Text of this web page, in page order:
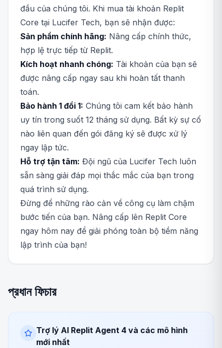
đầu của chúng tôi. Khi mua tài khoản Replit
Core tại Lucifer Tech, bạn sẽ nhận được:
Sản phẩm chính hãng: Nâng cấp chính thức,
hợp lệ trực tiếp từ Replit.
Kích hoạt nhanh chóng: Tài khoản của bạn sẽ
được nâng cấp ngay sau khi hoàn tất thanh
toán.
Bảo hành 1 đổi 1: Chúng tôi cam kết bảo hành
uy tín trong suốt 12 tháng sử dụng. Bất kỳ sự cố
nào liên quan đến gói đăng ký sẽ được xử lý
ngay lập tức.
Hỗ trợ tận tâm: Đội ngũ của Lucifer Tech luôn
sẵn sàng giải đáp mọi thắc mắc của bạn trong
quá trình sử dụng.
Đừng để những rào cản về công cụ làm chậm
bước tiến của bạn. Nâng cấp lên Replit Core
ngay hôm nay để giải phóng toàn bộ tiềm năng
lập trình của bạn!
প্রধান ফিচার
Trợ lý AI Replit Agent 4 và các mô hình
mới nhất